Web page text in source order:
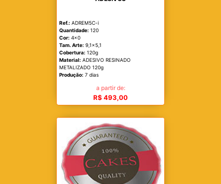
Ref.: ADREM5C-i
Quantidade: 120
Cor: 4x0
Tam. Arte: 9,1x5,1
Cobertura: 120g
Material: ADESIVO RESINADO
METALIZADO 120g
Produção: 7 dias
a partir de:
R$ 493,00